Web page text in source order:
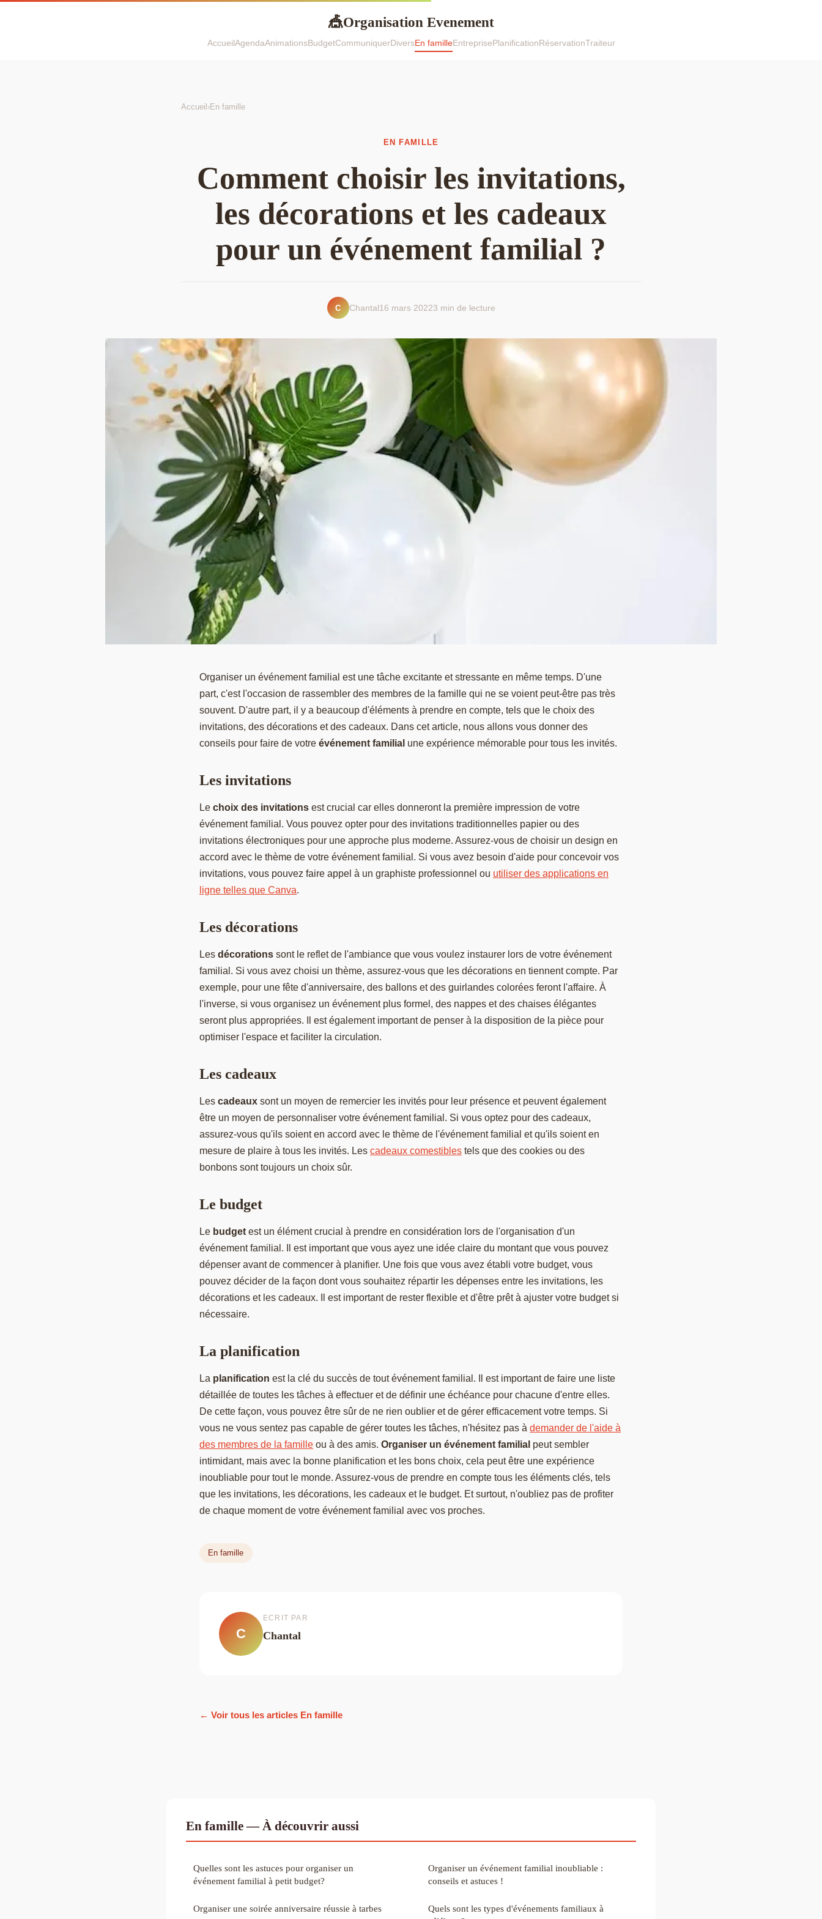
🎪Organisation Evenement
AccueilAgendaAnimationsBudgetCommuniquerDiversEn familleEntreprisePlanificationRéservationTraiteur
Accueil ›En famille
EN FAMILLE
Comment choisir les invitations,
les décorations et les cadeaux
pour un événement familial ?
C Chantal16 mars 20223 min de lecture
Organiser un événement familial est une tâche excitante et stressante en même temps. D'une
part, c'est l'occasion de rassembler des membres de la famille qui ne se voient peut-être pas très
souvent. D'autre part, il y a beaucoup d'éléments à prendre en compte, tels que le choix des
invitations, des décorations et des cadeaux. Dans cet article, nous allons vous donner des
conseils pour faire de votre événement familial une expérience mémorable pour tous les invités.
Les invitations
Le choix des invitations est crucial car elles donneront la première impression de votre
événement familial. Vous pouvez opter pour des invitations traditionnelles papier ou des
invitations électroniques pour une approche plus moderne. Assurez-vous de choisir un design en
accord avec le thème de votre événement familial. Si vous avez besoin d'aide pour concevoir vos
invitations, vous pouvez faire appel à un graphiste professionnel ou utiliser des applications en
ligne telles que Canva.
Les décorations
Les décorations sont le reflet de l'ambiance que vous voulez instaurer lors de votre événement
familial. Si vous avez choisi un thème, assurez-vous que les décorations en tiennent compte. Par
exemple, pour une fête d'anniversaire, des ballons et des guirlandes colorées feront l'affaire. À
l'inverse, si vous organisez un événement plus formel, des nappes et des chaises élégantes
seront plus appropriées. Il est également important de penser à la disposition de la pièce pour
optimiser l'espace et faciliter la circulation.
Les cadeaux
Les cadeaux sont un moyen de remercier les invités pour leur présence et peuvent également
être un moyen de personnaliser votre événement familial. Si vous optez pour des cadeaux,
assurez-vous qu'ils soient en accord avec le thème de l'événement familial et qu'ils soient en
mesure de plaire à tous les invités. Les cadeaux comestibles tels que des cookies ou des
bonbons sont toujours un choix sûr.
Le budget
Le budget est un élément crucial à prendre en considération lors de l'organisation d'un
événement familial. Il est important que vous ayez une idée claire du montant que vous pouvez
dépenser avant de commencer à planifier. Une fois que vous avez établi votre budget, vous
pouvez décider de la façon dont vous souhaitez répartir les dépenses entre les invitations, les
décorations et les cadeaux. Il est important de rester flexible et d'être prêt à ajuster votre budget si
nécessaire.
La planification
La planification est la clé du succès de tout événement familial. Il est important de faire une liste
détaillée de toutes les tâches à effectuer et de définir une échéance pour chacune d'entre elles.
De cette façon, vous pouvez être sûr de ne rien oublier et de gérer efficacement votre temps. Si
vous ne vous sentez pas capable de gérer toutes les tâches, n'hésitez pas à demander de l'aide à
des membres de la famille ou à des amis. Organiser un événement familial peut sembler
intimidant, mais avec la bonne planification et les bons choix, cela peut être une expérience
inoubliable pour tout le monde. Assurez-vous de prendre en compte tous les éléments clés, tels
que les invitations, les décorations, les cadeaux et le budget. Et surtout, n'oubliez pas de profiter
de chaque moment de votre événement familial avec vos proches.
En famille
C
ECRIT PAR
Chantal
← Voir tous les articles En famille
En famille — À découvrir aussi
Quelles sont les astuces pour organiser un
événement familial à petit budget?
Organiser une soirée anniversaire réussie à tarbes
Organiser un événement familial inoubliable :
conseils et astuces !
Quels sont les types d'événements familiaux à